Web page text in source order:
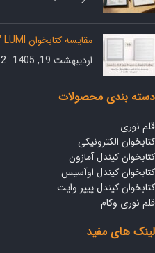
مقایسه کتابخوان Onyx GO 10.3″ LUMI و Kindle Scribe
اردیبهشت 19, 1405
2 Comments
دسته بندی محصولات
قلم نوری
کتابخوان الکترونیکی
کتابخوان کیندل آمازون
کتابخوان کیندل اوآسیس
کتابخوان کیندل پیپر وایت
قلم نوری وکام
لینک های مفید